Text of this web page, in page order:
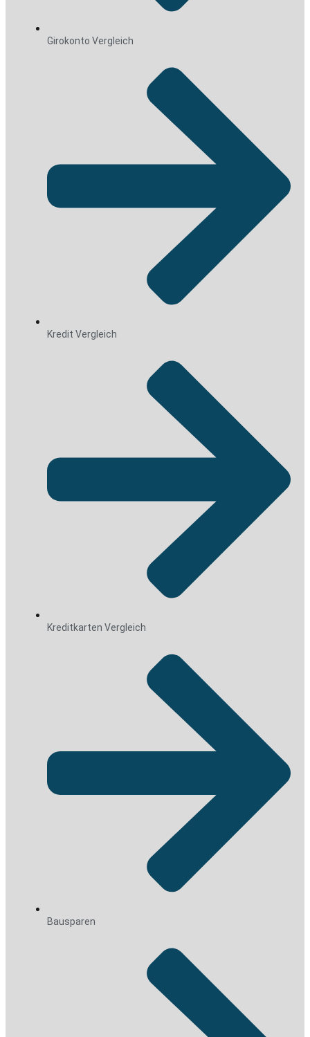
Girokonto Vergleich
Kredit Vergleich
Kreditkarten Vergleich
Bausparen